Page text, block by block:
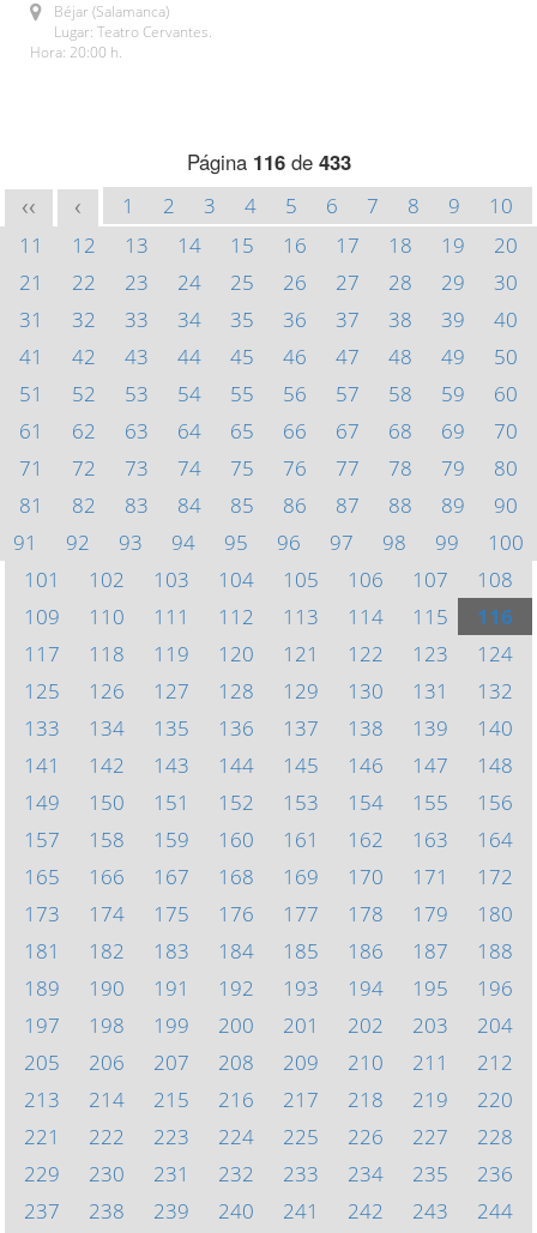
Béjar (Salamanca)
Lugar: Teatro Cervantes.
Hora: 20:00 h.
Página 116de 433
<< < 1 2 3 4 5 6 7 8 9
10
11
12 13 14 15 16 17 18 19
20
21
22 23 24 25 26 27 28 29
30
31
32 33 34 35 36 37 38 39
40
41
42 43 44 45 46 47 48 49
50
51
52 53 54 55 56 57 58 59
60
61
62 63 64 65 66 67 68 69
70
71
72 73 74 75 76 77 78 79
80
81
82 83 84 85 86 87 88 89
90
91
92 93 94 95 96 97 98 99
100
101
102 103 104 105 106 107
108
109
110 111 112 113 114 115
116
117
118 119 120 121 122 123
124
125
126 127 128 129 130 131
132
133
134 135 136 137 138 139
140
141
142 143 144 145 146 147
148
149
150 151 152 153 154 155
156
157
158 159 160 161 162 163
164
165
166 167 168 169 170 171
172
173
174 175 176 177 178 179
180
181
182 183 184 185 186 187
188
189
190 191 192 193 194 195
196
197
198 199 200 201 202 203
204
205
206 207 208 209 210 211
212
213
214 215 216 217 218 219
220
221
222 223 224 225 226 227
228
229
230 231 232 233 234 235
236
237
238 239 240 241 242 243
244